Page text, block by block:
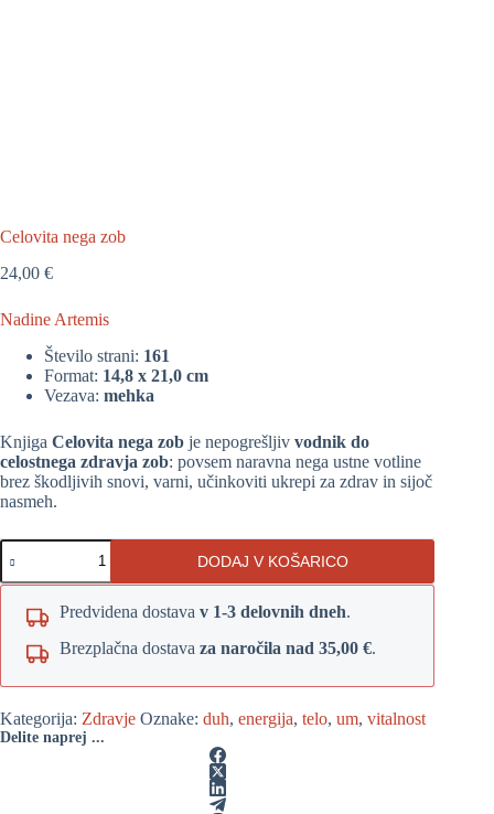
Celovita nega zob
24,00 €
Nadine Artemis
Število strani: 161
Format: 14,8 x 21,0 cm
Vezava: mehka
Knjiga Celovita nega zob je nepogrešljiv vodnik do
celostnega zdravja zob: povsem naravna nega ustne votline
brez škodljivih snovi, varni, učinkoviti ukrepi za zdrav in sijoč
nasmeh.
Celovita
nega
zob
DODAJ V KOŠARICO
Predvidena dostava v 1-3 delovnih dneh.
Brezplačna dostava za naročila nad 35,00 €.
Kategorija: Zdravje Oznake: duh, energija, telo, um, vitalnost
Delite naprej ...